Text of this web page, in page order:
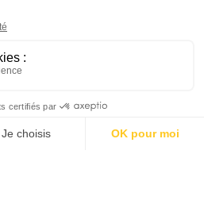
dangereux pour la santé –